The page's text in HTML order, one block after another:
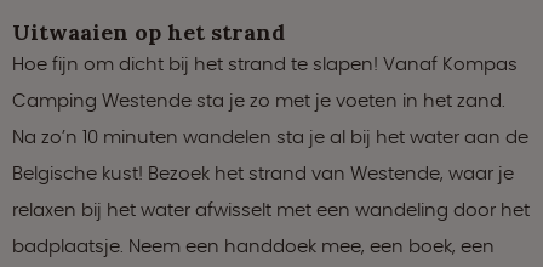
Uitwaaien op het strand
Hoe fijn om dicht bij het strand te slapen! Vanaf Kompas
Camping Westende sta je zo met je voeten in het zand.
Na zo’n 10 minuten wandelen sta je al bij het water aan de
Belgische kust! Bezoek het strand van Westende, waar je
relaxen bij het water afwisselt met een wandeling door het
badplaatsje. Neem een handdoek mee, een boek, een